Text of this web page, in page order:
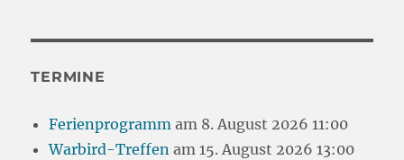
TERMINE
Ferienprogramm am 8. August 2026 11:00
Warbird-Treffen am 15. August 2026 13:00